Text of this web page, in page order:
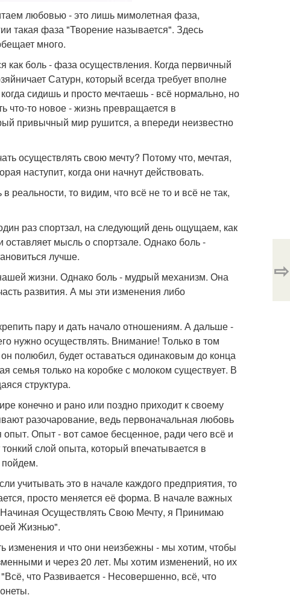
любовью - это лишь мимолетная фаза,
такая фаза "Творение называется". Здесь
много.
как боль - фаза осуществления. Когда первичный
Сатурн, который всегда требует вполне
сидишь и просто мечтаешь - всё нормально, но
что-то новое - жизнь превращается в
привычный мир рушится, а впереди неизвестно
осуществлять свою мечту? Потому что, мечтая,
наступит, когда они начнут действовать.
то видим, что всё не то и всё не так,
раз спортзал, на следующий день ощущаем, как
мысль о спортзале. Однако боль -
лучше.
жизни. Однако боль - мудрый механизм. Она
развития. А мы эти изменения либо
пару и дать начало отношениям. А дальше -
нужно осуществлять. Внимание! Только в том
полюбил, будет оставаться одинаковым до конца
семья только на коробке с молоком существует. В
структура.
конечно и рано или поздно приходит к своему
разочарование, ведь первоначальная любовь
Опыт - вот самое бесценное, ради чего всё и
слой опыта, который впечатывается в
учитывать это в начале каждого предприятия, то
просто меняется её форма. В начале важных
Осуществлять Свою Мечту, я Принимаю
Жизнью".
изменения и что они неизбежны - мы хотим, чтобы
и через 20 лет. Мы хотим изменений, но их
что Развивается - Несовершенно, всё, что
⇨